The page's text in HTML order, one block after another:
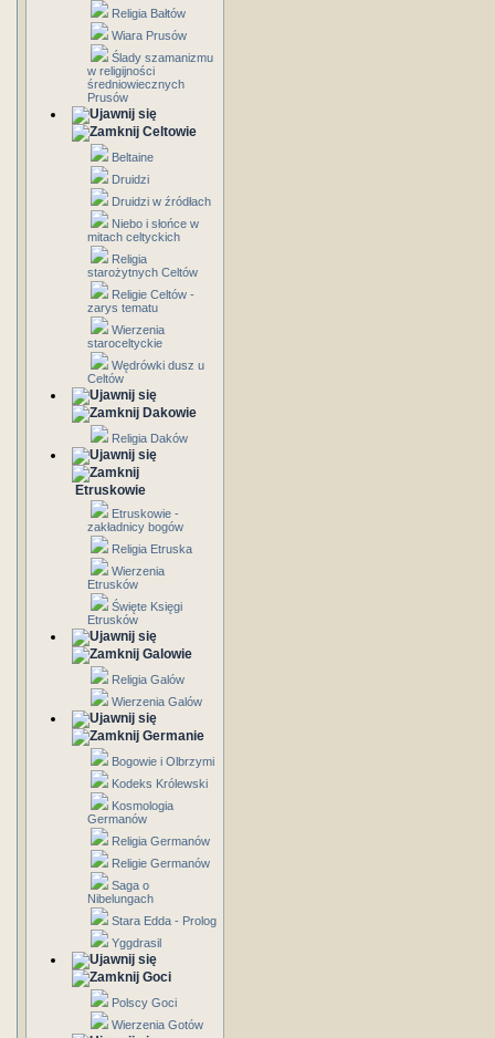
Religia Bałtów
Wiara Prusów
Ślady szamanizmu
w religijności
średniowiecznych
Prusów
Celtowie
Beltaine
Druidzi
Druidzi w źródłach
Niebo i słońce w
mitach celtyckich
Religia
starożytnych Celtów
Religie Celtów -
zarys tematu
Wierzenia
staroceltyckie
Wędrówki dusz u
Celtów
Dakowie
Religia Daków
Etruskowie
Etruskowie -
zakładnicy bogów
Religia Etruska
Wierzenia
Etrusków
Święte Księgi
Etrusków
Galowie
Religia Galów
Wierzenia Galów
Germanie
Bogowie i Olbrzymi
Kodeks Królewski
Kosmologia
Germanów
Religia Germanów
Religie Germanów
Saga o
Nibelungach
Stara Edda - Prolog
Yggdrasil
Goci
Polscy Goci
Wierzenia Gotów